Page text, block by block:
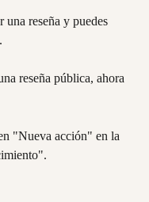
una reseña y puedes
reseña pública, ahora
"Nueva acción" en la